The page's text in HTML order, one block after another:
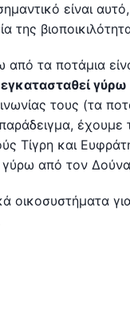
είναι
τα ποτάμια
εγκατασταθεί
τους (τα
Τίγρη και
από τον
οικοσυστήματα